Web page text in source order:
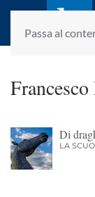
Passa al
Di
LA